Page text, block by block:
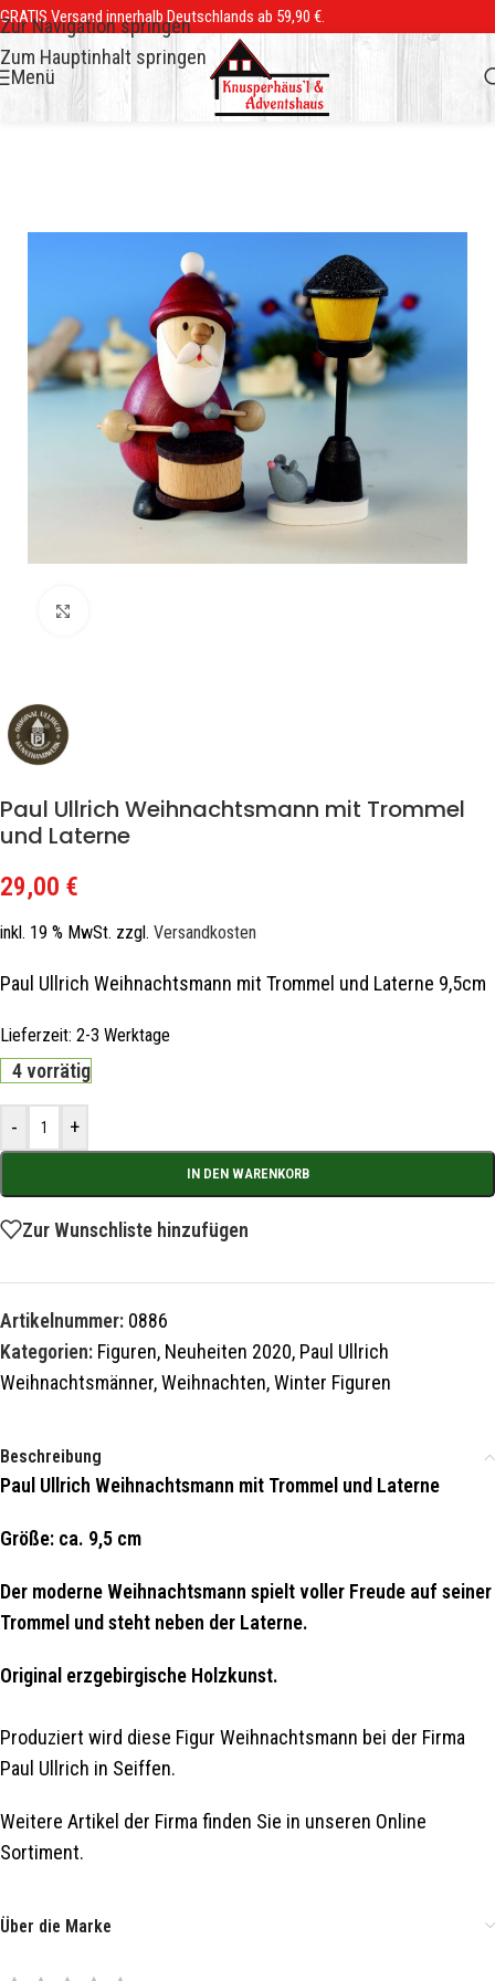
Zur Navigation springen
Zum Hauptinhalt springen
GRATIS Versand innerhalb Deutschlands ab 59,90 €.
Menü
Paul Ullrich Weihnachtsmann mit Trommel
und Laterne
29,00 €
inkl. 19 % MwSt. zzgl. Versandkosten
Paul Ullrich Weihnachtsmann mit Trommel und Laterne 9,5cm
Lieferzeit: 2-3 Werktage
4 vorrätig
- +
IN DEN WARENKORB
Zur Wunschliste hinzufügen
Artikelnummer: 0886
Kategorien: Figuren, Neuheiten 2020, Paul Ullrich
Weihnachtsmänner,Weihnachten,Winter Figuren
Beschreibung
Paul Ullrich Weihnachtsmann mit Trommel und Laterne
Größe: ca. 9,5 cm
Der moderne Weihnachtsmann spielt voller Freude auf seiner
Trommel und steht neben der Laterne.
Original erzgebirgische Holzkunst.
Produziert wird diese Figur Weihnachtsmann bei der Firma
Paul Ullrich in Seiffen.
Weitere Artikel der Firma finden Sie in unseren Online
Sortiment.
Über die Marke